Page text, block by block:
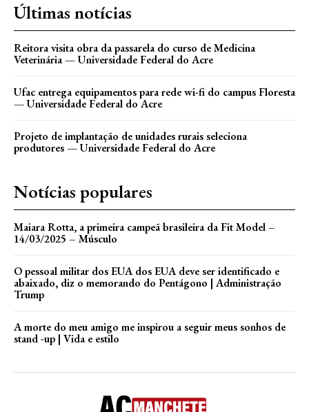
Últimas notícias
Reitora visita obra da passarela do curso de Medicina
Veterinária — Universidade Federal do Acre
Ufac entrega equipamentos para rede wi-fi do campus Floresta
— Universidade Federal do Acre
Projeto de implantação de unidades rurais seleciona
produtores — Universidade Federal do Acre
Notícias populares
Maiara Rotta, a primeira campeã brasileira da Fit Model –
14/03/2025 – Músculo
O pessoal militar dos EUA dos EUA deve ser identificado e
abaixado, diz o memorando do Pentágono | Administração
Trump
A morte do meu amigo me inspirou a seguir meus sonhos de
stand -up | Vida e estilo